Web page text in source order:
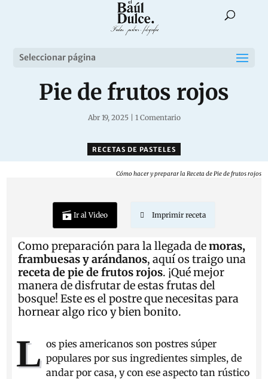
Seleccionar página
Pie de frutos rojos
Abr 19, 2025| 1 Comentario
RECETAS DE PASTELES
Cómo hacer y preparar la Receta de Pie de frutos rojos
Ir al Video Imprimir receta
Como preparación para la llegada demoras,
frambuesas y arándanos, aquí os traigo una
receta de pie de frutos rojos. ¡Qué mejor
manera de disfrutar de estas frutas del
bosque! Este es el postre que necesitas para
hornear algo rico y bien bonito.
L os pies americanos son postres súper
populares por sus ingredientes simples, de
andar por casa, y con ese aspecto tan rústico